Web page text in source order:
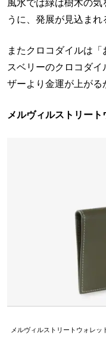
風水では緑は樹木の
うに、発展が見込まれ
またクロコダイルは
スベリーのクロコダ
ザーより金運が上がる
メルヴィルストリー
メルヴィルストリートウォレッ